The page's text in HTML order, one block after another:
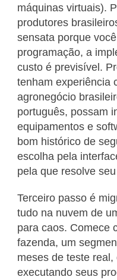
máquinas virtuais).
produtores
sensata porque
programação, a
custo é previsível.
tenham experiência
agronegócio
português, possam
equipamentos e
bom histórico de
escolha pela
pela que resolve
Terceiro passo é
tudo na nuvem de
para caos. Comece
fazenda, um
meses de teste
executando seus